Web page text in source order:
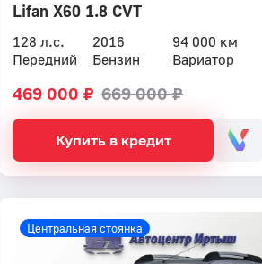
Lifan X60 1.8 CVT
128 л.с. 2016
94 000 км
Передний
Бензин Вариатор
469 000 ₽ 669 000 ₽
Купить в кредит
Центральная стоянка